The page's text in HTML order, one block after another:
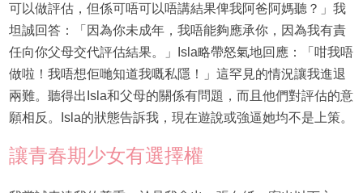
可以做評估，但係可唔可以唔講結果俾我阿爸阿媽聽？」我
坦誠回答：「因為你未成年，我唔能夠應承你，因為我有責
任向你父母交代評估結果。」Isla略帶怒氣地回應：「咁我唔
做啦！我唔想佢哋知道我嘅私隱！」這罕見的情況讓我進退
兩難。聽得出Isla和父母的關係有問題，而且他們對評估的意
願相反。Isla的狀態告訴我，現在遊說或強逼她均不是上策。
讓青春期少女有選擇權